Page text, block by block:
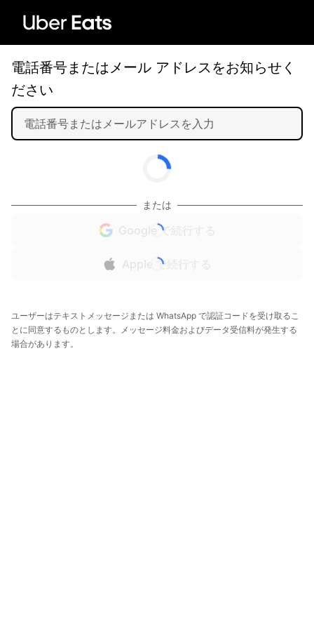
電話番号またはメール アドレスをお知らせく
ださい
または
Google で続行する
Apple で続行する
ユーザーはテキストメッセージまたは WhatsApp で認証コードを受け取るこ
とに同意するものとします。メッセージ料金およびデータ受信料が発生する
場合があります。